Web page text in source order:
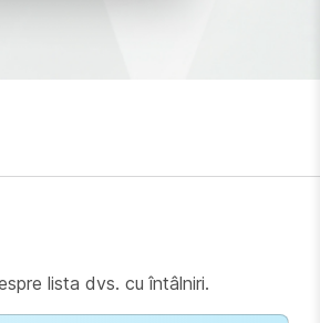
lista dvs. cu întâlniri.